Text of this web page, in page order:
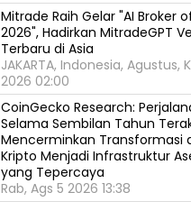
Mitrade Raih Gelar "AI Broker
2026", Hadirkan MitradeGPT
Terbaru di Asia
JAKARTA, Indonesia, Agustus,
2026 02:00
CoinGecko Research:
Selama Sembilan Tahun
Mencerminkan Transformasi
Kripto Menjadi Infrastruktur
yang Tepercaya
Rab, Ags 5 2026 13:38